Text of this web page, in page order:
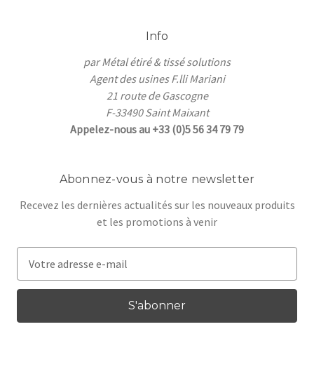
Info
par Métal étiré & tissé solutions
Agent des usines F.lli Mariani
21 route de Gascogne
F-33490 Saint Maixant
Appelez-nous au +33 (0)5 56 34 79 79
Abonnez-vous à notre newsletter
Recevez les dernières actualités sur les nouveaux produits
et les promotions à venir
r
s